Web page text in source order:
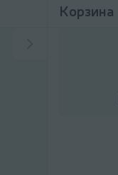
Корзина